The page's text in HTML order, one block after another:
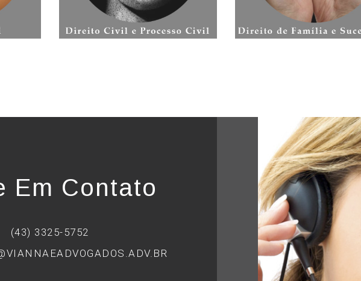
Em Contato
(43) 3325-5752